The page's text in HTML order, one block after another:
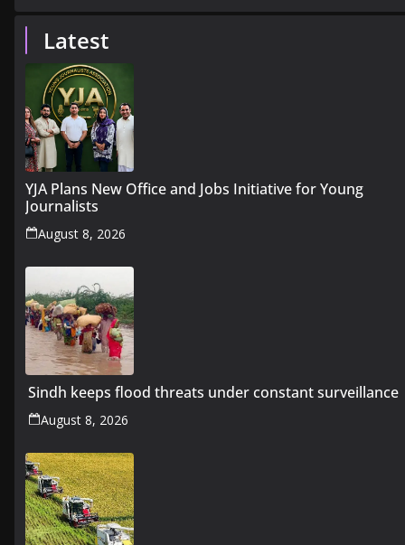
Latest
YJA Plans New Office and Jobs Initiative for Young
Journalists
August 8, 2026
Sindh keeps flood threats under constant surveillance
August 8, 2026